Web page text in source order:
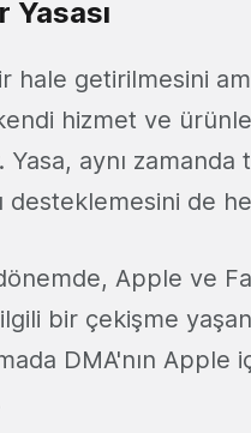
hale getirilmesini
hizmet ve
aynı zamanda
desteklemesini de
Apple ve
bir çekişme
DMA'nın Apple